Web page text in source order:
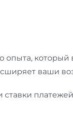
опыта,
ваши